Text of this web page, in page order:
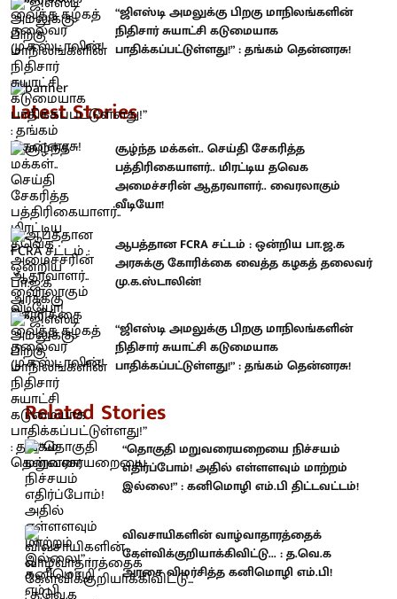
“ஜிஎஸ்டி அமலுக்கு பிறகு மாநிலங்களின்
நிதிசார் சுயாட்சி கடுமையாக
பாதிக்கப்பட்டுள்ளது!” : தங்கம் தென்னரசு!
Latest Stories
சூழ்ந்த மக்கள்.. செய்தி சேகரித்த
பத்திரிகையாளர்.. மிரட்டிய தவெக
அமைச்சரின் ஆதரவாளர்.. வைரலாகும்
வீடியோ!
ஆபத்தான FCRA சட்டம் : ஒன்றிய பா.ஜ.க
அரசுக்கு கோரிக்கை வைத்த கழகத் தலைவர்
மு.க.ஸ்டாலின்!
“ஜிஎஸ்டி அமலுக்கு பிறகு மாநிலங்களின்
நிதிசார் சுயாட்சி கடுமையாக
பாதிக்கப்பட்டுள்ளது!” : தங்கம் தென்னரசு!
Related Stories
“தொகுதி மறுவரையறையை நிச்சயம்
எதிர்ப்போம்! அதில் எள்ளளவும் மாற்றம்
இல்லை!” : கனிமொழி எம்.பி திட்டவட்டம்!
விவசாயிகளின் வாழ்வாதாரத்தைக்
கேள்விக்குறியாக்கிவிட்டு... : த.வெ.க
அரசை விமர்சித்த கனிமொழி எம்.பி!